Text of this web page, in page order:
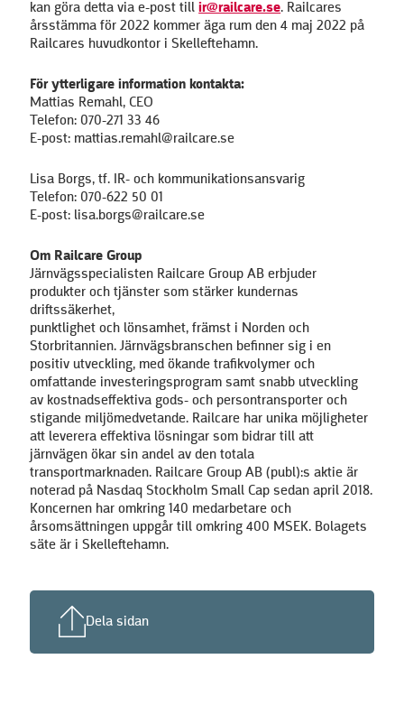
kan göra detta via e-post tillir@railcare.se. Railcares
årsstämma för 2022 kommer äga rum den 4 maj 2022 på
Railcares huvudkontor i Skelleftehamn.
För ytterligare information kontakta:
Mattias Remahl, CEO
Telefon: 070-271 33 46
E-post: mattias.remahl@railcare.se
Lisa Borgs, tf. IR- och kommunikationsansvarig
Telefon: 070-622 50 01
E-post: lisa.borgs@railcare.se
Om Railcare Group
Järnvägsspecialisten Railcare Group AB erbjuder
produkter och tjänster som stärker kundernas
driftssäkerhet,
punktlighet och lönsamhet, främst i Norden och
Storbritannien. Järnvägsbranschen befinner sig i en
positiv utveckling, med ökande trafikvolymer och
omfattande investeringsprogram samt snabb utveckling
av kostnadseffektiva gods- och persontransporter och
stigande miljömedvetande. Railcare har unika möjligheter
att leverera effektiva lösningar som bidrar till att
järnvägen ökar sin andel av den totala
transportmarknaden. Railcare Group AB (publ):s aktie är
noterad på Nasdaq Stockholm Small Cap sedan april 2018.
Koncernen har omkring 140 medarbetare och
årsomsättningen uppgår till omkring 400 MSEK. Bolagets
säte är i Skelleftehamn.
Dela sidan